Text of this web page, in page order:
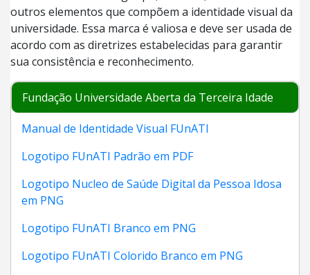
outros elementos que compõem a identidade visual da
universidade. Essa marca é valiosa e deve ser usada de
acordo com as diretrizes estabelecidas para garantir
sua consistência e reconhecimento.
Fundação Universidade Aberta da Terceira Idade
Manual de Identidade Visual FUnATI
Logotipo FUnATI Padrão em PDF
Logotipo Nucleo de Saúde Digital da Pessoa Idosa
em PNG
Logotipo FUnATI Branco em PNG
Logotipo FUnATI Colorido Branco em PNG